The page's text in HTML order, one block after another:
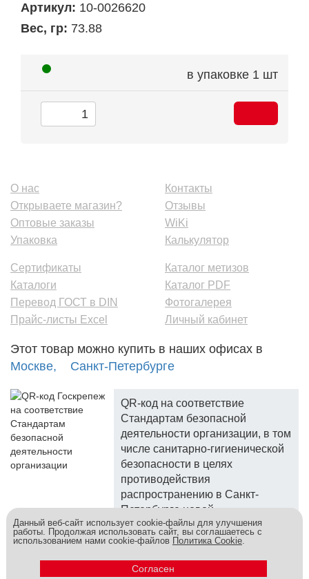
Артикул: 10-0026620
Вес, гр: 73.88
в упаковке 1 шт
О нас
Открываете магазин?
Оптовые заказы
Упаковка
Контакты
Отзывы
WiKi
Калькулятор
Сертификаты
Каталоги
Перевод ГОСТ в DIN
Прайс-листы Excel
Каталог метизов
Каталог PDF
Фотогалерея
Личный кабинет
Этот товар можно купить в наших офисах в
Москве,
Санкт-Петербурге
QR-код на соответствие
Стандартам безопасной
деятельности организации, в том
числе санитарно-гигиенической
безопасности в целях
противодействия
распространению в Санкт-
Петербурге новой
коронавирусной инфекции.
Метизы и крепеж оптом - это к нам! © 2026
Данный веб-сайт использует cookie-файлы для улучшения
работы. Продолжая использовать сайт, вы соглашаетесь с
использованием нами cookie-файлов Политика Cookie.
Согласен